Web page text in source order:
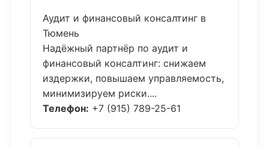
Аудит и финансовый консалтинг в
Тюмень
Надёжный партнёр по аудит и
финансовый консалтинг: снижаем
издержки, повышаем управляемость,
минимизируем риски....
Телефон: +7 (915) 789-25-61